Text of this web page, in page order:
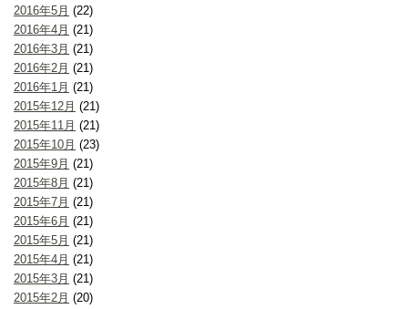
2016年5月 (22)
2016年4月 (21)
2016年3月 (21)
2016年2月 (21)
2016年1月 (21)
2015年12月 (21)
2015年11月 (21)
2015年10月 (23)
2015年9月 (21)
2015年8月 (21)
2015年7月 (21)
2015年6月 (21)
2015年5月 (21)
2015年4月 (21)
2015年3月 (21)
2015年2月 (20)